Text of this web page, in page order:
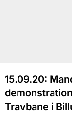
15.09.20:
Travbane i